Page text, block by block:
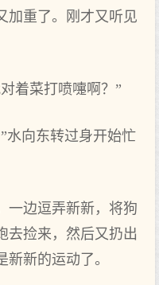
加重了。刚才又听见
着菜打喷嚏啊？”
水向东转过身开始忙
一边逗弄新新，将狗
去捡来，然后又扔出
新的运动了。